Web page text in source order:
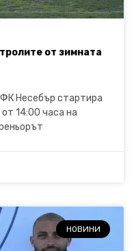
от зимната
Несебър стартира
14:00 часа на
НОВИНИ